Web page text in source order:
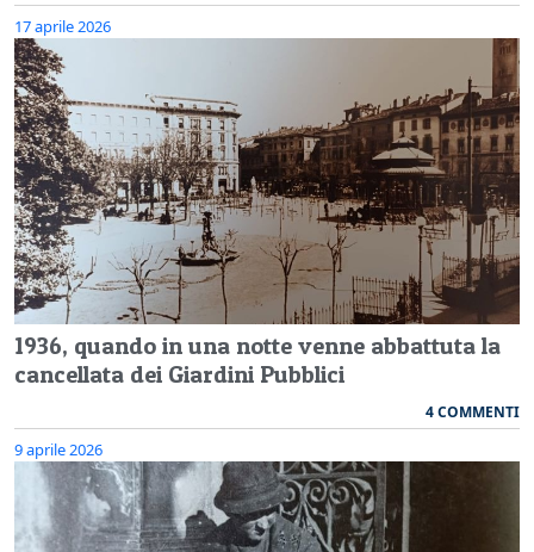
17 aprile 2026
1936, quando in una notte venne abbattuta la
cancellata dei Giardini Pubblici
4 COMMENTI
9 aprile 2026